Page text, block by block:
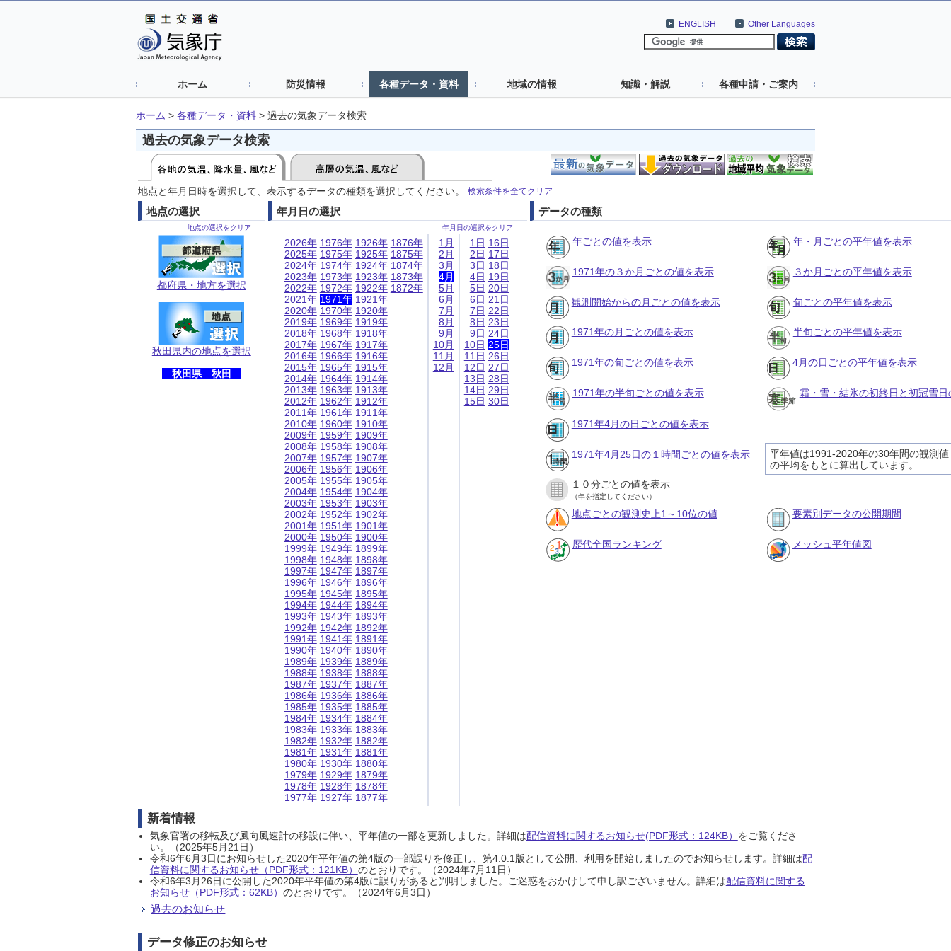
Other Languages
ENGLISH
ホーム 防災情報 各種データ・資料 地域の情報 知識・解説 各種申請・ご案内
ホーム > 各種データ・資料 > 過去の気象データ検索
過去の気象データ検索
地点と年月日時を選択して、表示するデータの種類を選択してください。 検索条件を全てクリア
地点の選択
地点の選択をクリア
都府県・地方を選択
秋田県内の地点を選択
秋田県 秋田
年月日の選択
年月日の選択をクリア
2026年
2025年
2024年
2023年
2022年
2021年
2020年
2019年
2018年
2017年
2016年
2015年
2014年
2013年
2012年
2011年
2010年
2009年
2008年
2007年
2006年
2005年
2004年
2003年
2002年
2001年
2000年
1999年
1998年
1997年
1996年
1995年
1994年
1993年
1992年
1991年
1990年
1989年
1988年
1987年
1986年
1985年
1984年
1983年
1982年
1981年
1980年
1979年
1978年
1977年
1976年
1975年
1974年
1973年
1972年
1971年
1970年
1969年
1968年
1967年
1966年
1965年
1964年
1963年
1962年
1961年
1960年
1959年
1958年
1957年
1956年
1955年
1954年
1953年
1952年
1951年
1950年
1949年
1948年
1947年
1946年
1945年
1944年
1943年
1942年
1941年
1940年
1939年
1938年
1937年
1936年
1935年
1934年
1933年
1932年
1931年
1930年
1929年
1928年
1927年
1926年
1925年
1924年
1923年
1922年
1921年
1920年
1919年
1918年
1917年
1916年
1915年
1914年
1913年
1912年
1911年
1910年
1909年
1908年
1907年
1906年
1905年
1904年
1903年
1902年
1901年
1900年
1899年
1898年
1897年
1896年
1895年
1894年
1893年
1892年
1891年
1890年
1889年
1888年
1887年
1886年
1885年
1884年
1883年
1882年
1881年
1880年
1879年
1878年
1877年
1876年
1875年
1874年
1873年
1872年
1月
2月
3月
4月
5月
6月
7月
8月
9月
10月
11月
12月
1日
2日
3日
4日
5日
6日
7日
8日
9日
10日
11日
12日
13日
14日
15日
16日
17日
18日
19日
20日
21日
22日
23日
24日
25日
26日
27日
28日
29日
30日
データの種類
年ごとの値を表示 年・月ごとの平年値を表示
1971年の３か月ごとの値を表示 ３か月ごとの平年値を表示
観測開始からの月ごとの値を表示 旬ごとの平年値を表示
1971年の月ごとの値を表示 半旬ごとの平年値を表示
1971年の旬ごとの値を表示 4月の日ごとの平年値を表示
1971年の半旬ごとの値を表示 霜・雪・結氷の初終日と初冠雪
1971年4月の日ごとの値を表示
平年値は1991-2020年の30年間の観測値
の平均をもとに算出しています。
1971年4月25日の１時間ごとの値を表示
１０分ごとの値を表示
（年を指定してください）
地点ごとの観測史上1～10位の値 要素別データの公開期間
歴代全国ランキング メッシュ平年値図
新着情報
気象官署の移転及び風向風速計の移設に伴い、平年値の一部を更新しました。詳細は配信資料に関するお知らせ(PDF形式：124KB） をご覧くださ
い。（2025年5月21日）
令和6年6月3日にお知らせした2020年平年値の第4版の一部誤りを修正し、第4.0.1版として公開、利用を開始しましたのでお知らせします。詳細は配
信資料に関するお知らせ（PDF形式：121KB） のとおりです。（2024年7月11日）
令和6年3月26日に公開した2020年平年値の第4版に誤りがあると判明しました。ご迷惑をおかけして申し訳ございません。詳細は配信資料に関する
お知らせ（PDF形式：62KB） のとおりです。（2024年6月3日）
過去のお知らせ
データ修正のお知らせ